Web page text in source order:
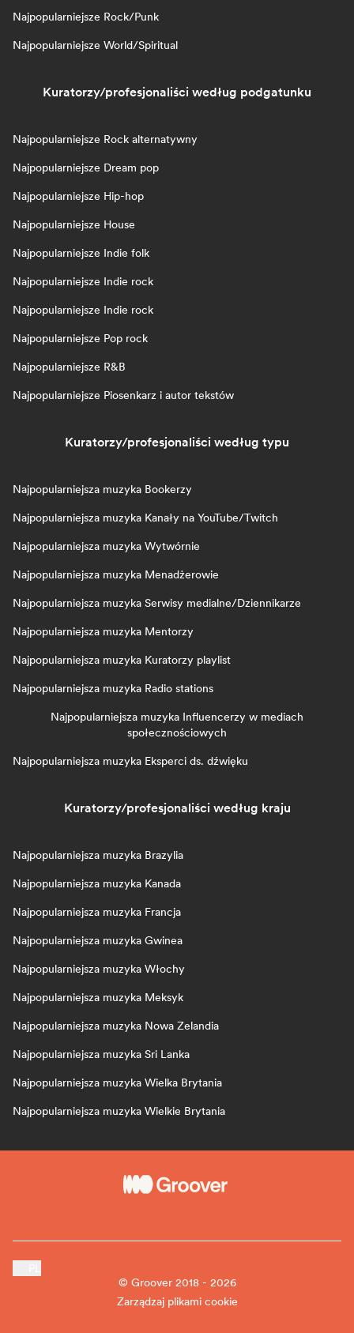
Najpopularniejsze Rock/Punk
Najpopularniejsze World/Spiritual
Kuratorzy/profesjonaliści według podgatunku
Najpopularniejsze Rock alternatywny
Najpopularniejsze Dream pop
Najpopularniejsze Hip-hop
Najpopularniejsze House
Najpopularniejsze Indie folk
Najpopularniejsze Indie rock
Najpopularniejsze Indie rock
Najpopularniejsze Pop rock
Najpopularniejsze R&B
Najpopularniejsze Piosenkarz i autor tekstów
Kuratorzy/profesjonaliści według typu
Najpopularniejsza muzyka Bookerzy
Najpopularniejsza muzyka Kanały na YouTube/Twitch
Najpopularniejsza muzyka Wytwórnie
Najpopularniejsza muzyka Menadżerowie
Najpopularniejsza muzyka Serwisy medialne/Dziennikarze
Najpopularniejsza muzyka Mentorzy
Najpopularniejsza muzyka Kuratorzy playlist
Najpopularniejsza muzyka Radio stations
Najpopularniejsza muzyka Influencerzy w mediach
społecznościowych
Najpopularniejsza muzyka Eksperci ds. dźwięku
Kuratorzy/profesjonaliści według kraju
Najpopularniejsza muzyka Brazylia
Najpopularniejsza muzyka Kanada
Najpopularniejsza muzyka Francja
Najpopularniejsza muzyka Gwinea
Najpopularniejsza muzyka Włochy
Najpopularniejsza muzyka Meksyk
Najpopularniejsza muzyka Nowa Zelandia
Najpopularniejsza muzyka Sri Lanka
Najpopularniejsza muzyka Wielka Brytania
Najpopularniejsza muzyka Wielkie Brytania
© Groover 2018 - 2026
Zarządzaj plikami cookie